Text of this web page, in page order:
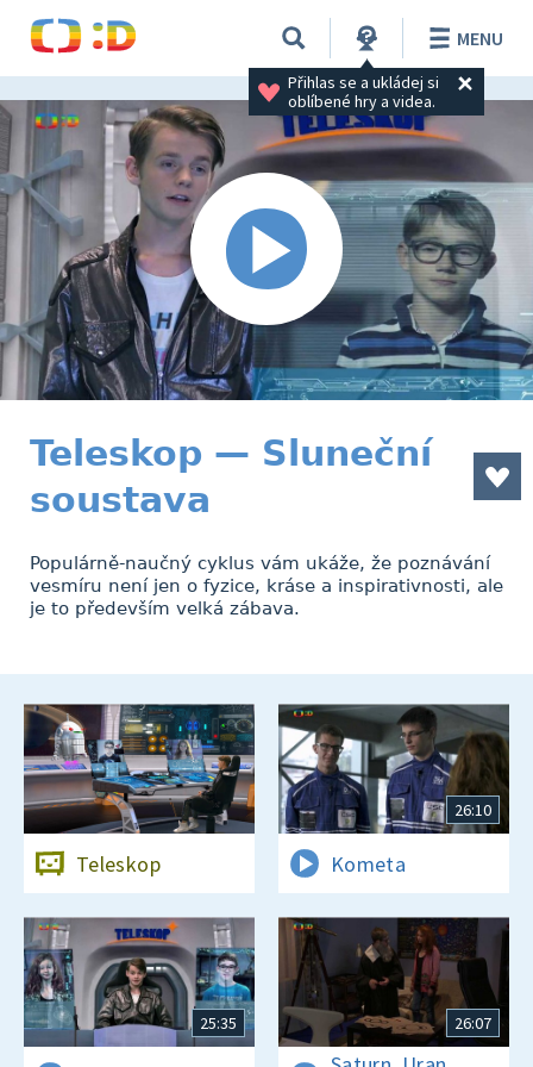
Přihlas se a ukládej si
oblíbené hry a videa.
MENU
Teleskop — Sluneční
soustava
Populárně-naučný cyklus vám ukáže, že poznávání
vesmíru není jen o fyzice, kráse a inspirativnosti, ale
je to především velká zábava.
Teleskop
26:10
Kometa
25:35 26:07